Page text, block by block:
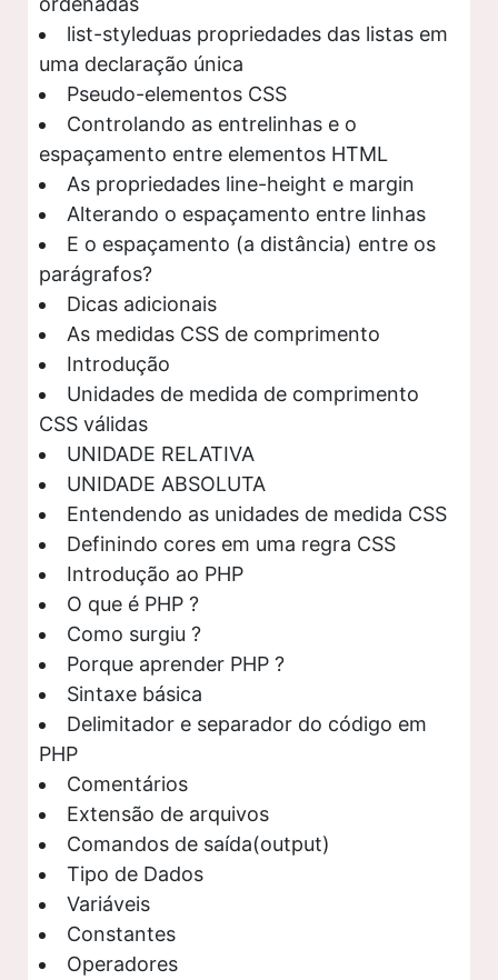
list-styleduas propriedades das listas em
uma declaração única
Pseudo-elementos CSS
Controlando as entrelinhas e o
espaçamento entre elementos HTML
As propriedades line-height e margin
Alterando o espaçamento entre linhas
E o espaçamento (a distância) entre os
parágrafos?
Dicas adicionais
As medidas CSS de comprimento
Introdução
Unidades de medida de comprimento
CSS válidas
UNIDADE RELATIVA
UNIDADE ABSOLUTA
Entendendo as unidades de medida CSS
Definindo cores em uma regra CSS
Introdução ao PHP
O que é PHP ?
Como surgiu ?
Porque aprender PHP ?
Sintaxe básica
Delimitador e separador do código em
PHP
Comentários
Extensão de arquivos
Comandos de saída(output)
Tipo de Dados
Variáveis
Constantes
Operadores